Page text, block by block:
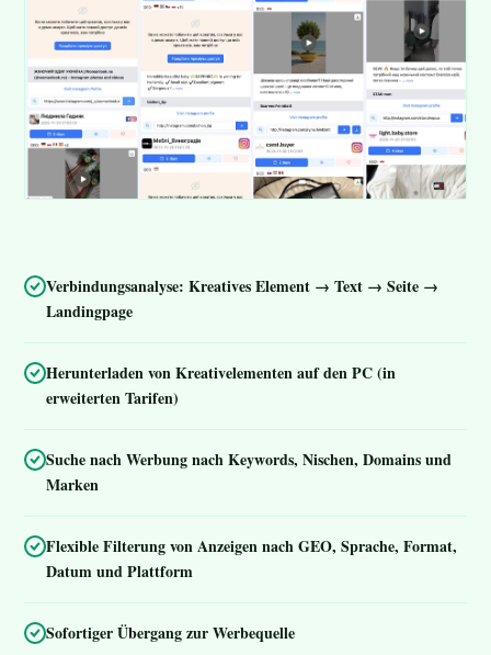
Verbindungsanalyse: Kreatives Element → Text → Seite →
Landingpage
Herunterladen von Kreativelementen auf den PC (in
erweiterten Tarifen)
Suche nach Werbung nach Keywords, Nischen, Domains und
Marken
Flexible Filterung von Anzeigen nach GEO, Sprache, Format,
Datum und Plattform
Sofortiger Übergang zur Werbequelle